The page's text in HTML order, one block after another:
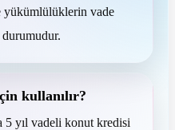
yükümlülüklerin vade
durumudur.
kullanılır?
yıl vadeli konut kredisi